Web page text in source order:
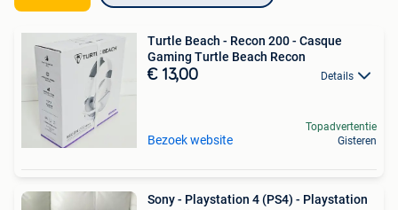
Turtle Beach - Recon 200 - Casque
Gaming Turtle Beach Recon
€ 13,00 Details
Bezoek website
Topadvertentie
Gisteren
Sony - Playstation 4 (PS4) - Playstation